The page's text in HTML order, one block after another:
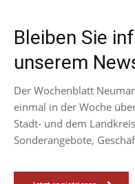
Bleiben Sie
unserem
Der Wochenblatt
einmal in der Woche
Stadt- und dem
Sonderangebote,